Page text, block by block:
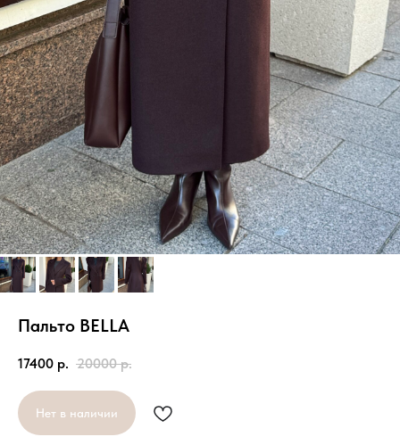
Пальто BELLA
17400 р. 20000 р.
Нет в наличии